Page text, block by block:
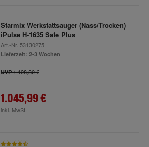
Starmix Werkstattsauger (Nass/Trocken)
iPulse H-1635 Safe Plus
Art.-Nr. 53130275
Lieferzeit: 2-3 Wochen
UVP1.198,80 €
1.045,99 €
inkl. MwSt.